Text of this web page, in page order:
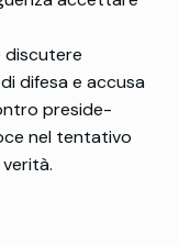
discutere
difesa e accusa
preside-
nel tentativo